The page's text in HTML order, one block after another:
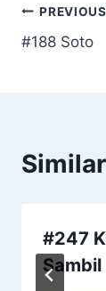
Post
PREVIOUS
#188 Soto
#247
Sambil